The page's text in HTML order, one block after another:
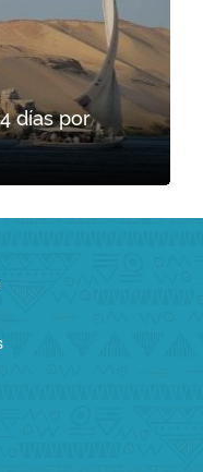
días por